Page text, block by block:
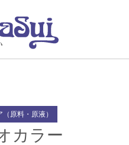
テオカラー
原料・原液）
カラー